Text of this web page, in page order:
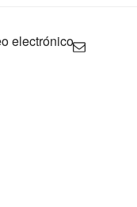
electrónico